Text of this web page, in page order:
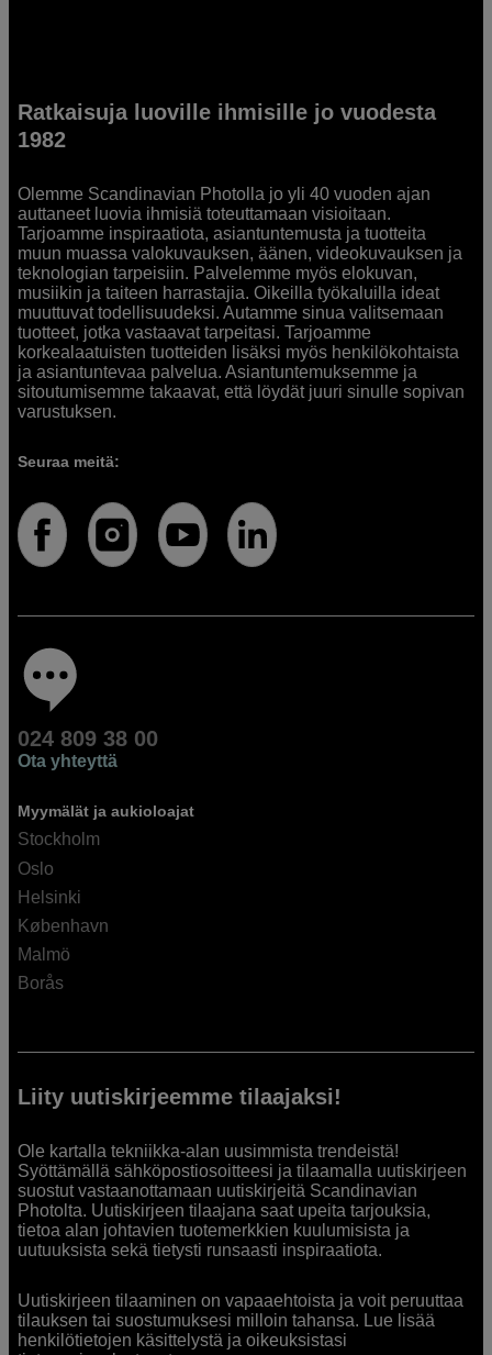
Ratkaisuja luoville ihmisille jo vuodesta
1982
Olemme Scandinavian Photolla jo yli 40 vuoden ajan
auttaneet luovia ihmisiä toteuttamaan visioitaan.
Tarjoamme inspiraatiota, asiantuntemusta ja tuotteita
muun muassa valokuvauksen, äänen, videokuvauksen ja
teknologian tarpeisiin. Palvelemme myös elokuvan,
musiikin ja taiteen harrastajia. Oikeilla työkaluilla ideat
muuttuvat todellisuudeksi. Autamme sinua valitsemaan
tuotteet, jotka vastaavat tarpeitasi. Tarjoamme
korkealaatuisten tuotteiden lisäksi myös henkilökohtaista
ja asiantuntevaa palvelua. Asiantuntemuksemme ja
sitoutumisemme takaavat, että löydät juuri sinulle sopivan
varustuksen.
Seuraa meitä:
024 809 38 00
Ota yhteyttä
Myymälät ja aukioloajat
Stockholm
Oslo
Helsinki
København
Malmö
Borås
Liity uutiskirjeemme tilaajaksi!
Ole kartalla tekniikka-alan uusimmista trendeistä!
Syöttämällä sähköpostiosoitteesi ja tilaamalla uutiskirjeen
suostut vastaanottamaan uutiskirjeitä Scandinavian
Photolta. Uutiskirjeen tilaajana saat upeita tarjouksia,
tietoa alan johtavien tuotemerkkien kuulumisista ja
uutuuksista sekä tietysti runsaasti inspiraatiota.
Uutiskirjeen tilaaminen on vapaaehtoista ja voit peruuttaa
tilauksen tai suostumuksesi milloin tahansa. Lue lisää
henkilötietojen käsittelystä ja oikeuksistasi